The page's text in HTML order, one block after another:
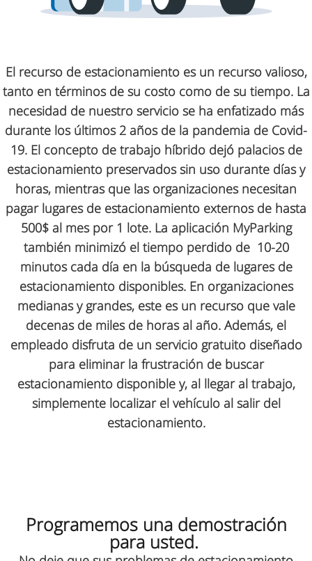
El recurso de estacionamiento es un recurso valioso,
tanto en términos de su costo como de su tiempo. La
necesidad de nuestro servicio se ha enfatizado más
durante los últimos 2 años de la pandemia de Covid-
19. El concepto de trabajo híbrido dejó palacios de
estacionamiento preservados sin uso durante días y
horas, mientras que las organizaciones necesitan
pagar lugares de estacionamiento externos de hasta
500$ al mes por 1 lote. La aplicación MyParking
también minimizó el tiempo perdido de 10-20
minutos cada día en la búsqueda de lugares de
estacionamiento disponibles. En organizaciones
medianas y grandes, este es un recurso que vale
decenas de miles de horas al año. Además, el
empleado disfruta de un servicio gratuito diseñado
para eliminar la frustración de buscar
estacionamiento disponible y, al llegar al trabajo,
simplemente localizar el vehículo al salir del
estacionamiento.
Programemos una demostración
para usted.